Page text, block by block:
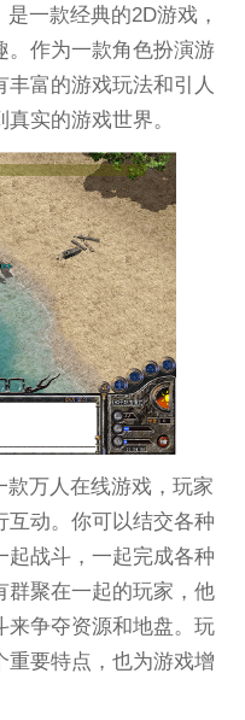
是一款经典的2D游戏，
。作为一款角色扮演游
富的游戏玩法和引人
实的游戏世界。
万人在线游戏，玩家
互动。你可以结交各种
起战斗，一起完成各种
群聚在一起的玩家，他
来争夺资源和地盘。玩
重要特点，也为游戏增